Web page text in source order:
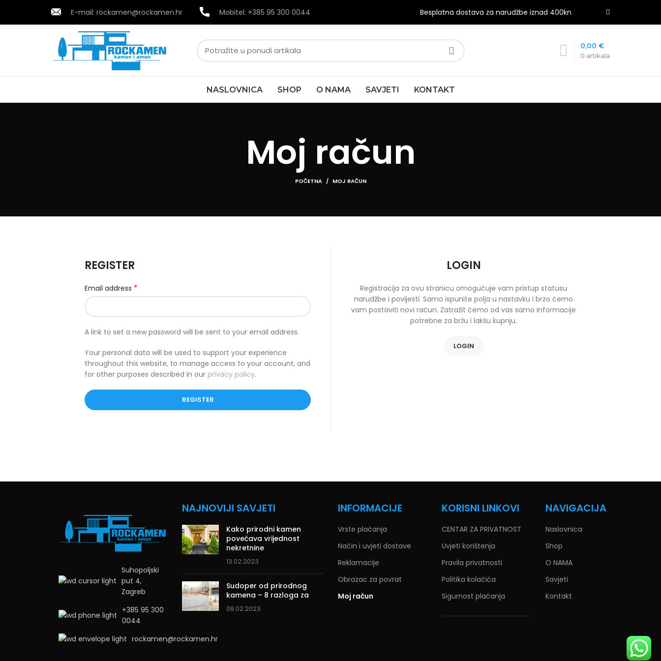
E-mail: rockamen@rockamen.hr Mobitel: +385 95 300 0044 Besplatna dostava za narudžbe iznad 400kn
0 artikala
0,00€
NASLOVNICA SHOP O NAMA SAVJETI KONTAKT
Moj račun
POČETNA MOJ RAČUN
REGISTER
Email address *
A link to set a new password will be sent to your email address.
Your personal data will be used to support your experience
throughout this website, to manage access to your account, and
for other purposes described in our privacy policy.
REGISTER
LOGIN
Registracija za ovu stranicu omogućuje vam pristup statusu
narudžbe i povijesti. Samo ispunite polja u nastavku i brzo ćemo
vam postaviti novi račun. Zatražit ćemo od vas samo informacije
potrebne za bržu i lakšu kupnju.
LOGIN
Suhopoljski
put 4,
Zagreb
+385 95 300
0044
rockamen@rockamen.hr
NAJNOVIJI SAVJETI
Kako prirodni kamen
povećava vrijednost
nekretnine
13.02.2023.
Sudoper od prirodnog
kamena – 8 razloga za
08.02.2023.
INFORMACIJE
Vrste plaćanja
Način i uvjeti dostave
Reklamacije
Obrazac za povrat
Moj račun
KORISNI LINKOVI
CENTAR ZA PRIVATNOST
Uvjeti korištenja
Pravila privatnosti
Politika kolačića
Sigurnost plaćanja
NAVIGACIJA
Naslovnica
Shop
O NAMA
Savjeti
Kontakt